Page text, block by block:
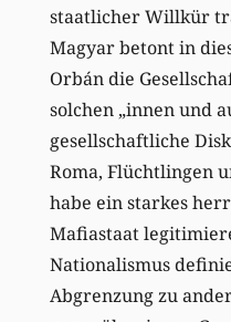
staatlicher Willkür
Magyar betont in
Orbán die
solchen „innen und
gesellschaftliche
Roma, Flüchtlingen
habe ein starkes
Mafiastaat
Nationalismus
Abgrenzung zu